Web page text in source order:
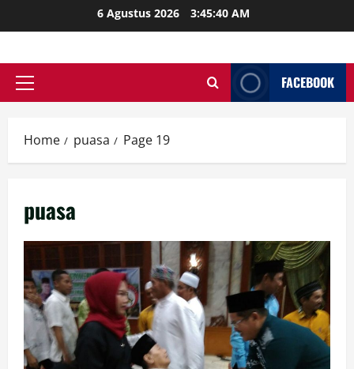
to
6 Agustus 2026 3:45:42 AM
Primary
FACEBOOK
Home puasa Page 19
puasa